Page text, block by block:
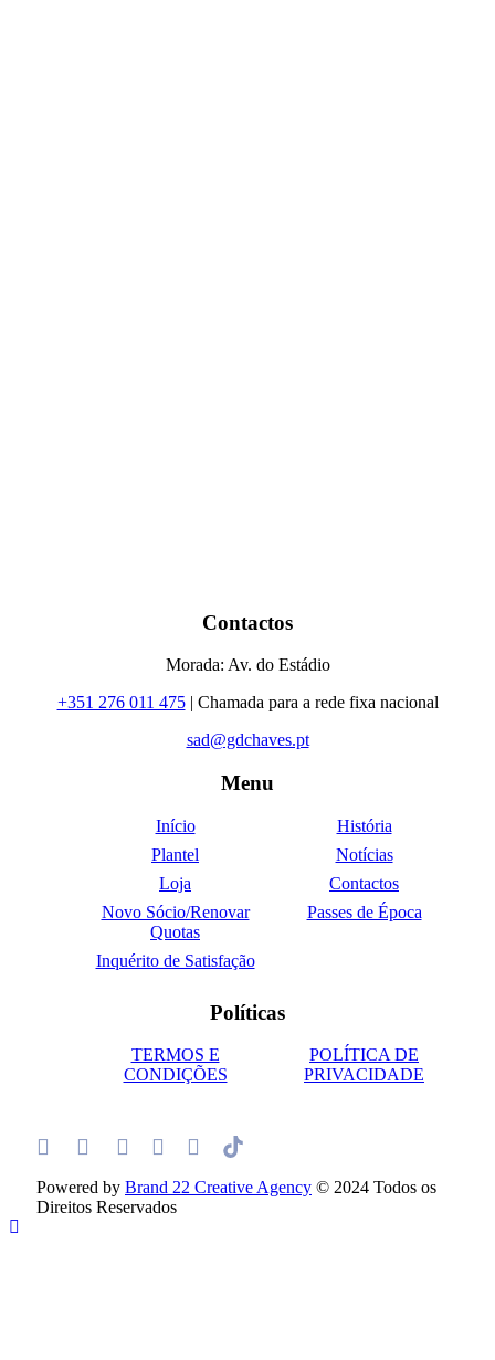
Contactos
Morada: Av. do Estádio
+351 276 011 475| Chamada para a rede fixa nacional
sad@gdchaves.pt
Menu
Início
História
Plantel
Notícias
Loja
Contactos
Novo Sócio/Renovar
Quotas
Passes de Época
Inquérito de Satisfação
Políticas
TERMOS E
CONDIÇÕES
POLÍTICA DE
PRIVACIDADE
Powered by Brand 22 Creative Agency © 2024 Todos os
Direitos Reservados